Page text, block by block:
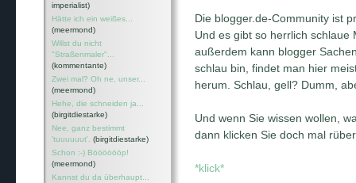
imperialist)
Hätte ich ein weißes...
(meermond)
Willst du nicht
"Straßenmaler"...
(kommentante)
Zwei mal? Oh ne, unser...
(meermond)
Hehe, die schneiden ja...
(birgitdiestarke)
Nee, ganz bestimmt
'tuuuuuut'. (birgitdiestarke)
Schon :-) Bööööööp!
(meermond)
Kannst du da überhaupt...
Die blogger.de-Community ist
Und es gibt so herrlich schlaue
außerdem kann blogger
schlau bin, findet man hier
herum. Schlau, gell? Dumm,
Und wenn Sie wissen wollen,
dann klicken Sie doch mal
*klick*